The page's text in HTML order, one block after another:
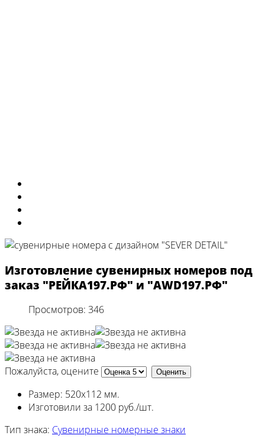
Изготовление сувенирных номеров под
заказ "РЕЙКА197.РФ" и "AWD197.РФ"
Просмотров: 346
Пожалуйста, оцените
Размер: 520х112 мм.
Изготовили за 1200 руб./шт.
Тип знака: Сувенирные номерные знаки